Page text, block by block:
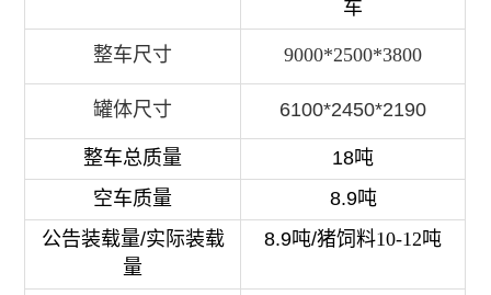
车
整车尺寸 9000*2500*3800
罐体尺寸 6100*2450*2190
整车总质量
18吨
空车质量
8.9吨
公告装载量/实际装载
量
8.9吨/猪饲料10-12吨